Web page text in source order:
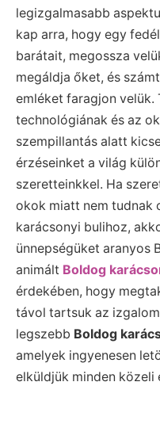
legizgalmasabb
kap arra, hogy egy
barátait, megossza
megáldja őket, és
emléket faragjon velük.
technológiának és az
szempillantás alatt
érzéseinket a világ
szeretteinkkel. Ha
okok miatt nem tudnak
karácsonyi bulihoz,
ünnepségüket aranyos
animált Boldog
érdekében, hogy
távol tartsuk az
legszebb Boldog
amelyek ingyenesen
elküldjük minden közeli